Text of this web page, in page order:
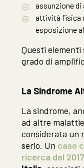
assunzione
attività fisica
esposizione
Questi
grado di
La Sindrome
La sindrome,
ad altre
considerata un
serio. Un caso
ricerca del 2017